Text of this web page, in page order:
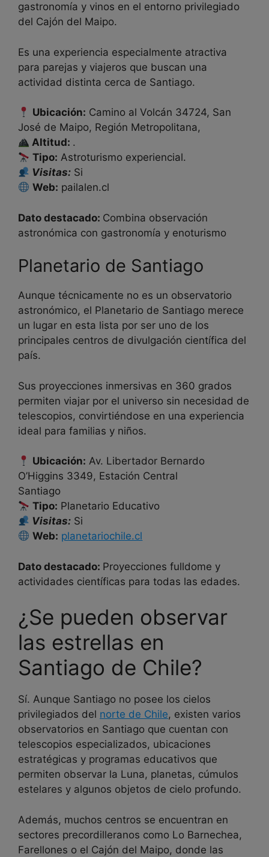
gastronomía y vinos en el entorno privilegiado
del Cajón del Maipo.
Es una experiencia especialmente atractiva
para parejas y viajeros que buscan una
actividad distinta cerca de Santiago.
Ubicación: Camino al Volcán 34724, San
José de Maipo, Región Metropolitana,
Altitud: .
Tipo: Astroturismo experiencial.
Visitas: Si
Web: pailalen.cl
Dato destacado: Combina observación
astronómica con gastronomía y enoturismo
Planetario de Santiago
Aunque técnicamente no es un observatorio
astronómico, el Planetario de Santiago merece
un lugar en esta lista por ser uno de los
principales centros de divulgación científica del
país.
Sus proyecciones inmersivas en 360 grados
permiten viajar por el universo sin necesidad de
telescopios, convirtiéndose en una experiencia
ideal para familias y niños.
Ubicación: Av. Libertador Bernardo
O’Higgins 3349, Estación Central
Santiago
Tipo: Planetario Educativo
Visitas: Si
Web: planetariochile.cl
Dato destacado: Proyecciones fulldome y
actividades científicas para todas las edades.
¿Se pueden observar
las estrellas en
Santiago de Chile?
Sí. Aunque Santiago no posee los cielos
privilegiados del norte de Chile, existen varios
observatorios en Santiago que cuentan con
telescopios especializados, ubicaciones
estratégicas y programas educativos que
permiten observar la Luna, planetas, cúmulos
estelares y algunos objetos de cielo profundo.
Además, muchos centros se encuentran en
sectores precordilleranos como Lo Barnechea,
Farellones o el Cajón del Maipo, donde las